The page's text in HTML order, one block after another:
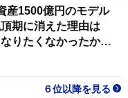
産1500億円のモデル
期に消えた理由は
りたくなかったか
６位以降を見る